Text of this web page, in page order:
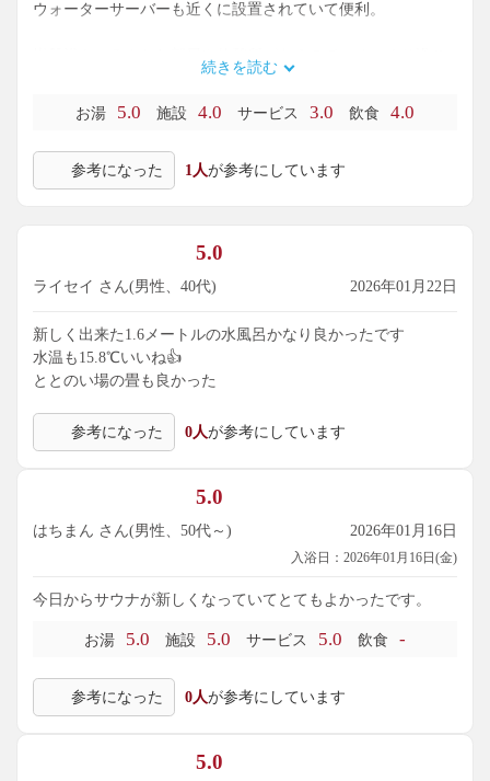
ウォーターサーバーも近くに設置されていて便利。
岩盤浴もいろんなお部屋や休憩所があるので、ゆっくり過ご
食事も以前は定食や御膳を注文すると、ごはんおかわりでき
たけど、現在は大中小とごはんの量を選ぶのに変更。
いろんな入浴施設に行きますが、全体的に満足度はこちらの
続きを読む
お湯 5.0 施設 4.0 サービス 3.0 飲食 4.0
参考になった 1人が参考にしています
5.0
ライセイ さん(男性、40代) 2026年01月22日
新しく出来た1.6メートルの水風呂かなり良かったです
水温も15.8℃いいね👍️
ととのい場の畳も良かった
参考になった 0人が参考にしています
5.0
はちまん さん(男性、50代～) 2026年01月16日
入浴日：2026年01月16日(金)
今日からサウナが新しくなっていてとてもよかったです。
お湯 5.0 施設 5.0 サービス 5.0 飲食 -
参考になった 0人が参考にしています
5.0